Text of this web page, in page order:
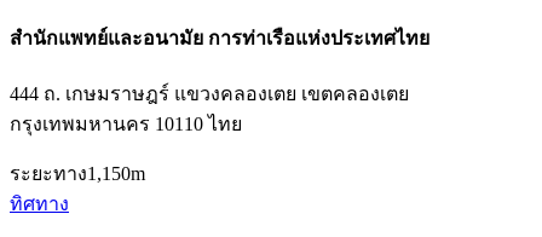
สำนักแพทย์และอนามัย การท่าเรือแห่งประเทศไทย
444 ถ. เกษมราษฎร์ แขวงคลองเตย เขตคลองเตย
กรุงเทพมหานคร 10110 ไทย
ระยะทาง1,150m
ทิศทาง